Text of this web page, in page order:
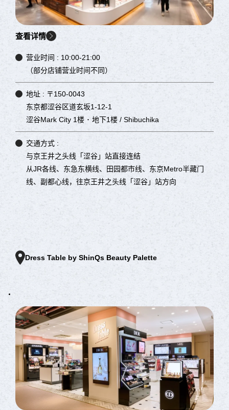
查看详情
营业时间 : 10:00-21:00
（部分店铺营业时间不同）
地址 : 〒150-0043
东京都涩谷区道玄坂1-12-1
涩谷Mark City 1楼 ･ 地下1楼 / Shibuchika
交通方式 :
与京王井之头线「涩谷」站直接连结
从JR各线、东急东横线、田园都市线、东京Metro半藏门
线、副都心线，往京王井之头线「涩谷」站方向
Dress Table by ShinQs Beauty Palette